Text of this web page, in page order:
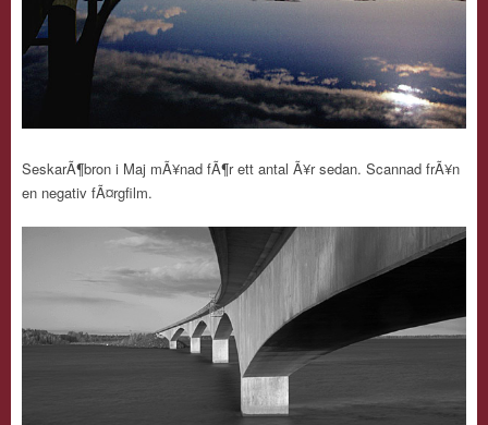
SeskarÃ¶bron i Maj mÃ¥nad fÃ¶r ett antal Ã¥r sedan. Scannad frÃ¥n
en negativ fÃ¤rgfilm.